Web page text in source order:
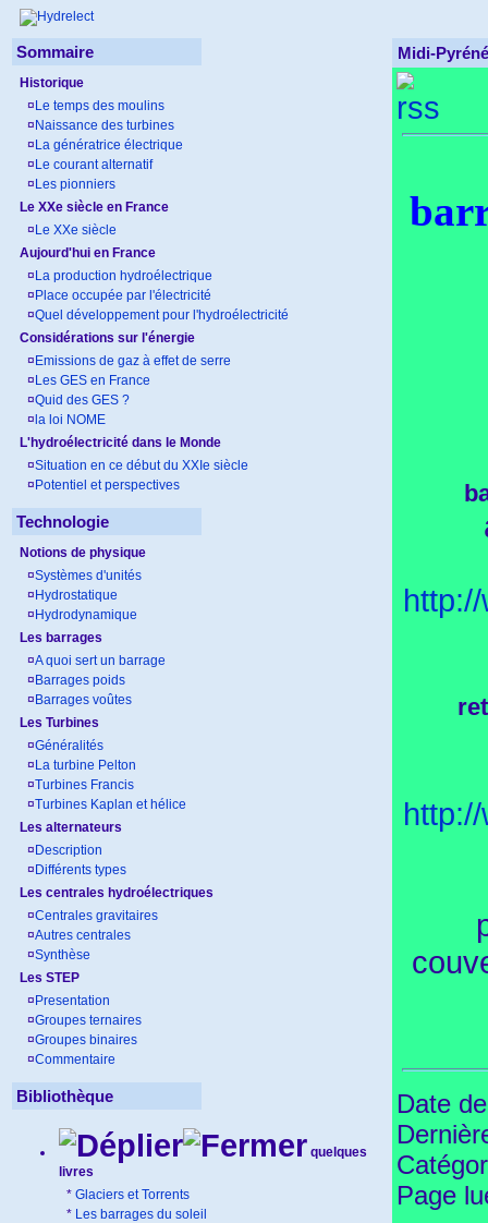
Sommaire
Historique
¤ Le temps des moulins
¤ Naissance des turbines
¤ La génératrice électrique
¤ Le courant alternatif
¤ Les pionniers
Le XXe siècle en France
¤ Le XXe siècle
Aujourd'hui en France
¤ La production hydroélectrique
¤ Place occupée par l'électricité
¤Quel développement pour l'hydroélectricité
Considérations sur l'énergie
¤ Emissions de gaz à effet de serre
¤ Les GES en France
¤Quid des GES ?
¤ la loi NOME
L'hydroélectricité dans le Monde
¤Situation en ce début du XXIe siècle
¤ Potentiel et perspectives
Technologie
Notions de physique
¤Systèmes d'unités
¤ Hydrostatique
¤ Hydrodynamique
Les barrages
¤A quoi sert un barrage
¤ Barrages poids
¤ Barrages voûtes
Les Turbines
¤Généralités
¤ La turbine Pelton
¤Turbines Francis
¤Turbines Kaplan et hélice
Les alternateurs
¤ Description
¤ Différents types
Les centrales hydroélectriques
¤Centrales gravitaires
¤Autres centrales
¤Synthèse
Les STEP
¤ Presentation
¤Groupes ternaires
¤Groupes binaires
¤Commentaire
Bibliothèque
quelques
livres
* Glaciers et Torrents
* Les barrages du soleil
Midi-
Date
Page